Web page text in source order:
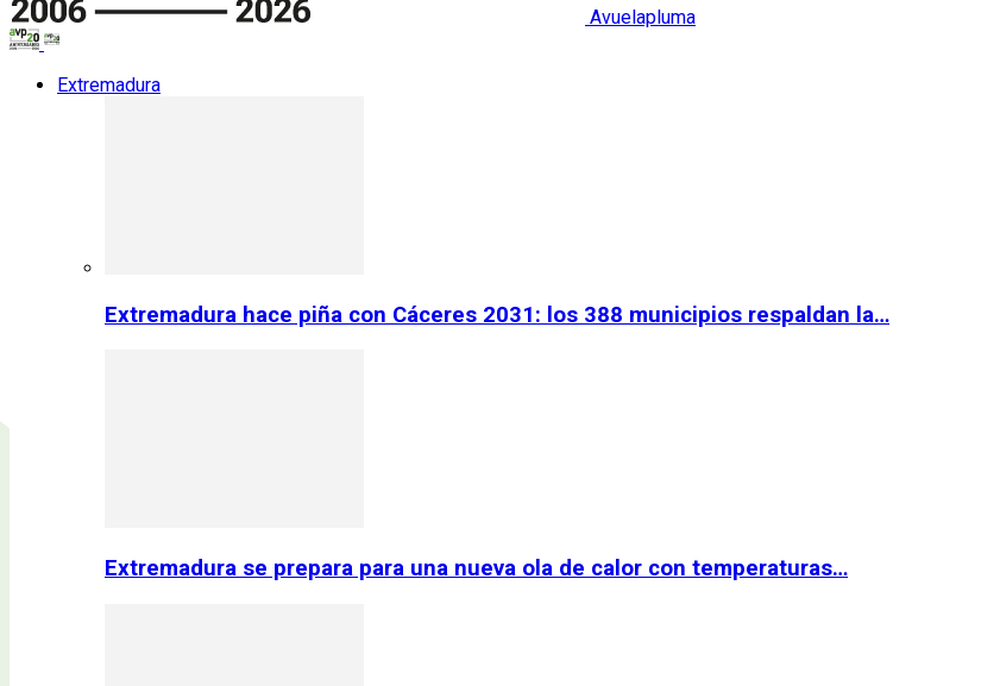
Avuelapluma
Extremadura
Extremadura hace piña con Cáceres 2031: los 388 municipios respaldan la…
Extremadura se prepara para una nueva ola de calor con temperaturas…